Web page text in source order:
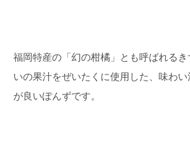
福岡特産の「幻の柑橘」とも呼ばれる
いの果汁をぜいたくに使用した、味わ
が良いぽんずです。